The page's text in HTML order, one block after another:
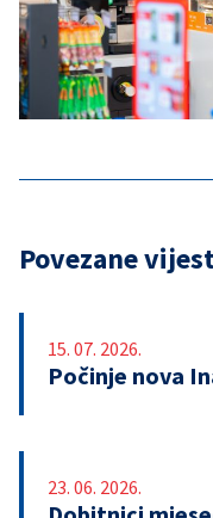
Povezane
15. 07. 2026.
Počinje nova
23. 06. 2026.